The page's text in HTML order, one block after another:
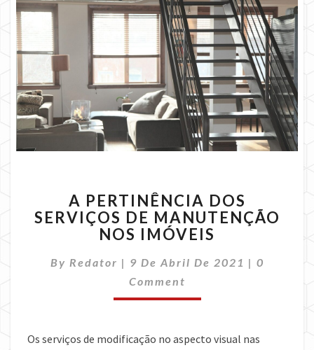
PERTINÊNCIA
DOS
SERVIÇOS
MANUTENÇÃO
NOS
A PERTINÊNCIA DOS
SERVIÇOS DE MANUTENÇÃO
NOS IMÓVEIS
By Redator | 9 De Abril De 2021 | 0
Comment
Os serviços de modificação no aspecto visual nas